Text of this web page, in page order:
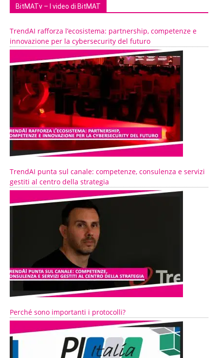
BitMATv – I video di BitMAT
TrendAI rafforza l’ecosistema: partnership, competenze e
innovazione per la cybersecurity del futuro
TrendAI punta sul canale: competenze, consulenza e servizi
gestiti al centro della strategia
Perché sono importanti i protocolli?